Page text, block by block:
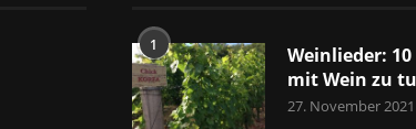
1
Weinlieder:
mit Wein zu
27. November 2021